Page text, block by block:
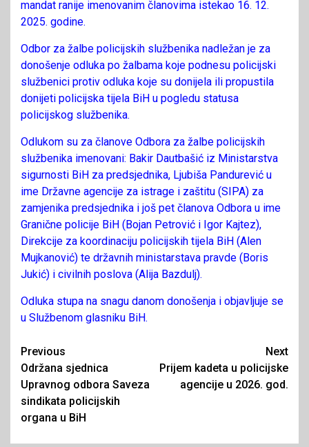
mandat ranije imenovanim članovima istekao 16. 12.
2025. godine.
Odbor za žalbe policijskih službenika nadležan je za
donošenje odluka po žalbama koje podnesu policijski
službenici protiv odluka koje su donijela ili propustila
donijeti policijska tijela BiH u pogledu statusa
policijskog službenika.
Odlukom su za članove Odbora za žalbe policijskih
službenika imenovani: Bakir Dautbašić iz Ministarstva
sigurnosti BiH za predsjednika, Ljubiša Pandurević u
ime Državne agencije za istrage i zaštitu (SIPA) za
zamjenika predsjednika i još pet članova Odbora u ime
Granične policije BiH (Bojan Petrović i Igor Kajtez),
Direkcije za koordinaciju policijskih tijela BiH (Alen
Mujkanović) te državnih ministarstava pravde (Boris
Jukić) i civilnih poslova (Alija Bazdulj).
Odluka stupa na snagu danom donošenja i objavljuje se
u Službenom glasniku BiH.
Continue
Reading
Previous
Održana sjednica
Upravnog odbora Saveza
sindikata policijskih
organa u BiH
Next
Prijem kadeta u policijske
agencije u 2026. god.